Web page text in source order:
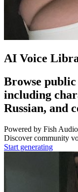
AI Voice
Browse public
including
Russian, and
Powered by Fish
Discover community
Start generating